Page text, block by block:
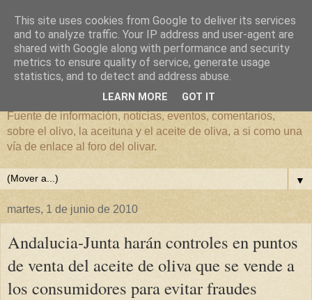
El mundo del Olivar
Fuente de información, noticias, eventos, comentarios,
sobre el olivo, la aceituna y el aceite de oliva, a si como una
vía de enlace al foro del olivar.
▼
martes, 1 de junio de 2010
Andalucia-Junta harán controles en puntos
de venta del aceite de oliva que se vende a
los consumidores para evitar fraudes
This site uses cookies from Google to deliver its services
and to analyze traffic. Your IP address and user-agent are
shared with Google along with performance and security
metrics to ensure quality of service, generate usage
statistics, and to detect and address abuse.
LEARN MORE GOT IT